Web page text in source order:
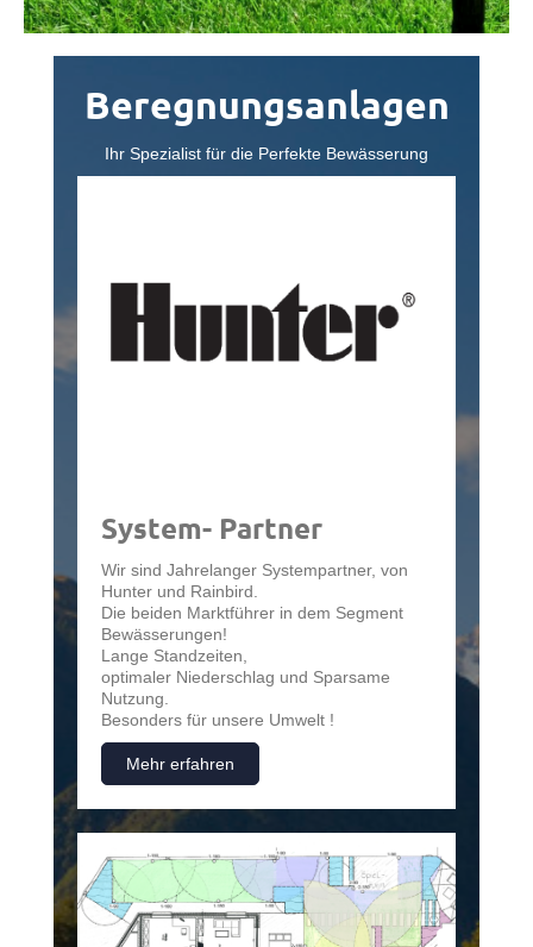
Beregnungsanlagen
Ihr Spezialist für die Perfekte Bewässerung
System- Partner
Wir sind Jahrelanger Systempartner, von
Hunter und Rainbird.
Die beiden Marktführer in dem Segment
Bewässerungen!
Lange Standzeiten,
optimaler Niederschlag und Sparsame
Nutzung.
Besonders für unsere Umwelt !
Mehr erfahren